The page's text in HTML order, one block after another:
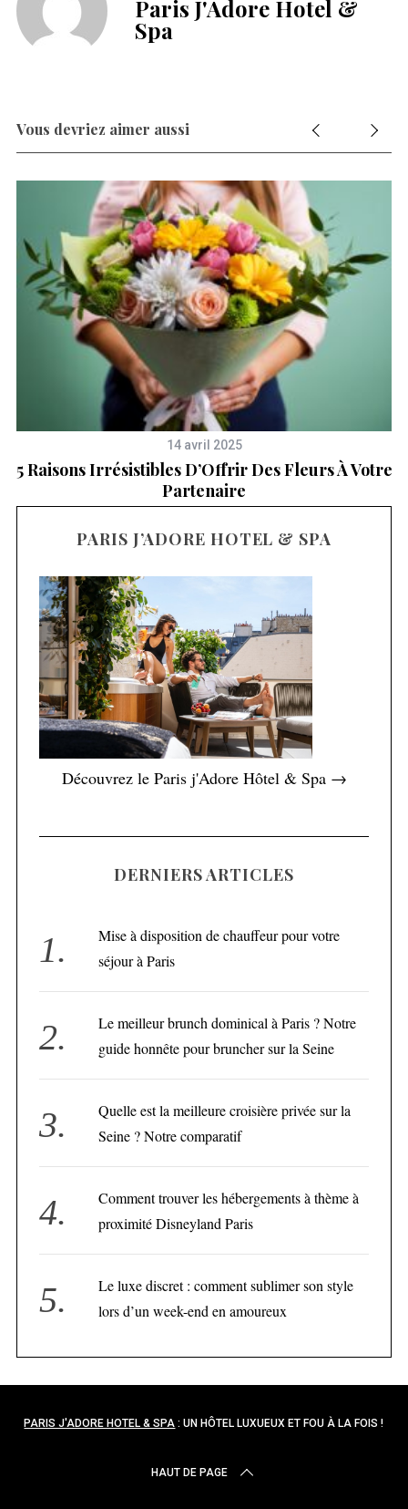
Paris J'Adore Hotel &
Spa
Vous devriez aimer aussi
14 avril 2025
5 Raisons Irrésistibles D’Offrir Des Fleurs À Votre
Partenaire
PARIS J’ADORE HOTEL & SPA
Découvrez le Paris j'Adore Hôtel & Spa →
DERNIERS ARTICLES
Mise à disposition de chauffeur pour votre
séjour à Paris
Le meilleur brunch dominical à Paris ? Notre
guide honnête pour bruncher sur la Seine
Quelle est la meilleure croisière privée sur la
Seine ? Notre comparatif
Comment trouver les hébergements à thème à
proximité Disneyland Paris
Le luxe discret : comment sublimer son style
lors d’un week-end en amoureux
PARIS J'ADORE HOTEL & SPA : UN HÔTEL LUXUEUX ET FOU À LA FOIS !
HAUT DE PAGE